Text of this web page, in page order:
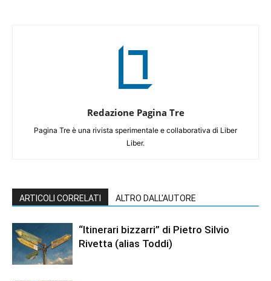
Redazione Pagina Tre
Pagina Tre è una rivista sperimentale e collaborativa di Liber
Liber.
ARTICOLI CORRELATI ALTRO DALL'AUTORE
“Itinerari bizzarri” di Pietro Silvio
Rivetta (alias Toddi)